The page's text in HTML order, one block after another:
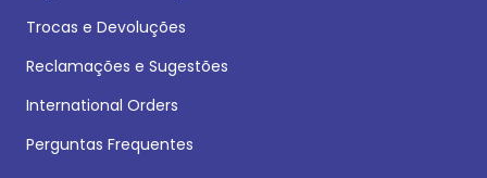
Trocas e Devoluções
Reclamações e Sugestões
International Orders
Perguntas Frequentes